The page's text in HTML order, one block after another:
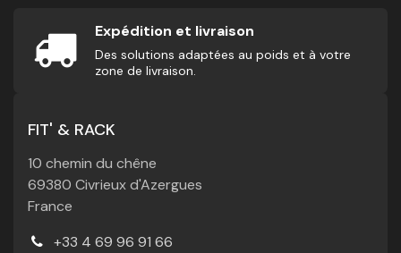
Expédition et livraison
Des solutions adaptées au poids et à votre
zone de livraison.
FIT' & RACK
10 chemin du chêne
69380 Civrieux d'Azergues
France
+33 4 69 96 91 66